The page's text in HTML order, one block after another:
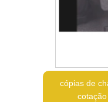
cópias de